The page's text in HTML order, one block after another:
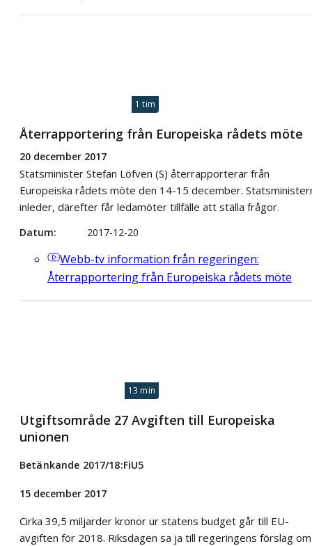
1 tim
Återrapportering från Europeiska rådets möte
20 december 2017
Statsminister Stefan Löfven (S) återrapporterar från
Europeiska rådets möte den 14-15 december.
inleder, därefter får ledamöter tillfälle att ställa frågor.
Datum 2017-12-20
Webb-tv information från regeringen:
Återrapportering från Europeiska rådets möte
13 min
Utgiftsområde 27 Avgiften till Europeiska
unionen
Betänkande 2017/18:FiU5
15 december 2017
Cirka 39,5 miljarder kronor ur statens budget går till EU-
avgiften för 2018. Riksdagen sa ja till regeringens förslag om